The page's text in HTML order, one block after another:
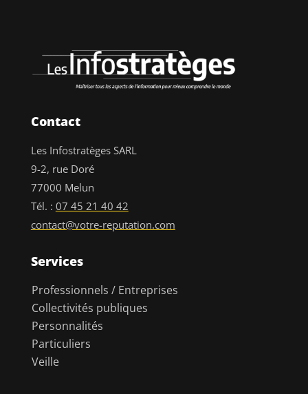
Contact
Les Infostratèges SARL
9-2, rue Doré
77000 Melun
Tél. : 07 45 21 40 42
contact@votre-reputation.com
Services
Professionnels / Entreprises
Collectivités publiques
Personnalités
Particuliers
Veille